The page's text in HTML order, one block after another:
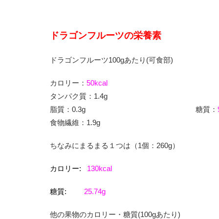
ドラゴンフルーツの栄養素
ドラゴンフルーツ100gあたり (可食部)
カロリー： 50kcal
タンパク質： 1.4g
脂質： 0.3g 糖質：
食物繊維： 1.9g
ちなみにまるまる１つは（1個： 260g）
カロリー: 130kcal
糖質: 25.74g
他の果物のカロリー・糖質(100gあたり)